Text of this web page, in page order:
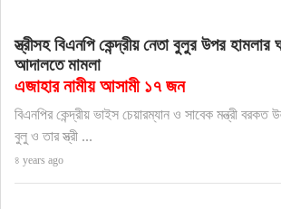
স্ত্রীসহ বিএনপি কেন্দ্রীয় নেতা বুলুর উপর হামলার
আদালতে মামলা
এজাহার নামীয় আসামী ১৭ জন
বিএনপির কেন্দ্রীয় ভাইস চেয়ারম্যান ও সাবেক মন্ত্রী বরকত
বুলু ও তার স্ত্রী ...
৪ years ago